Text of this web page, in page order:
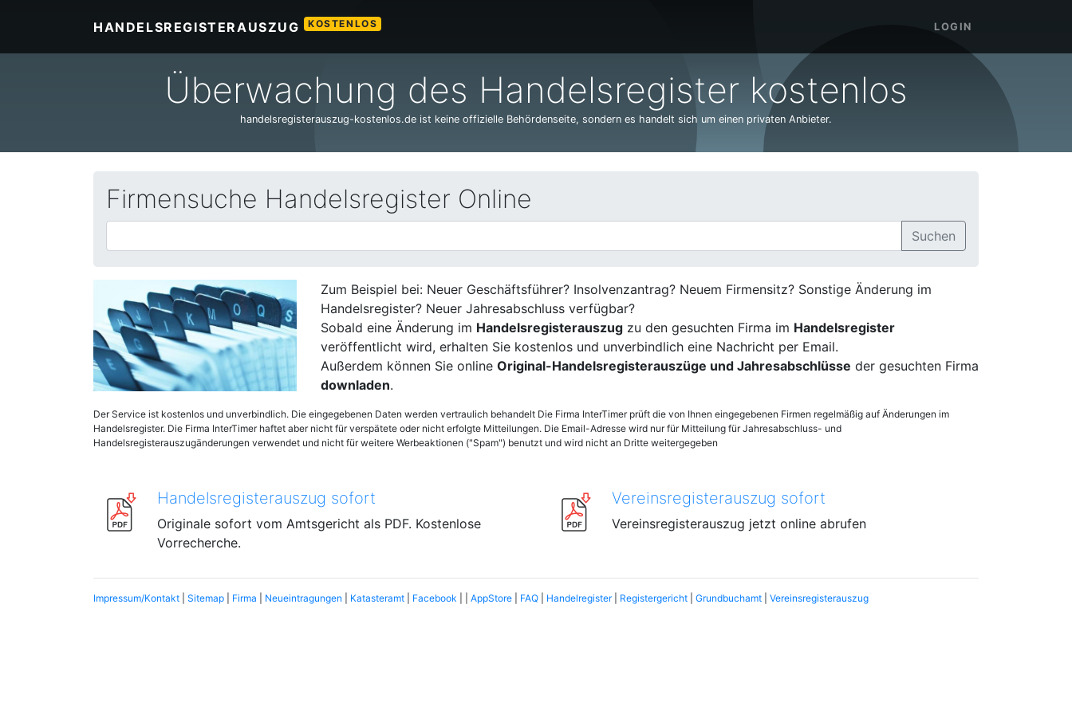
HANDELSREGISTERAUSZUG KOSTENLOS LOGIN
Überwachung des Handelsregister kostenlos
handelsregisterauszug-kostenlos.de ist keine offizielle Behördenseite, sondern es handelt sich um einen privaten Anbieter.
Firmensuche Handelsregister Online
Suchen
Zum Beispiel bei: Neuer Geschäftsführer? Insolvenzantrag? Neuem Firmensitz? Sonstige Änderung im
Handelsregister? Neuer Jahresabschluss verfügbar?
Sobald eine Änderung im Handelsregisterauszug zu den gesuchten Firma im Handelsregister
veröffentlicht wird, erhalten Sie kostenlos und unverbindlich eine Nachricht per Email.
Außerdem können Sie online Original-Handelsregisterauszüge und Jahresabschlüsse der gesuchten Firma
downladen.
Der Service ist kostenlos und unverbindlich. Die eingegebenen Daten werden vertraulich behandelt Die Firma InterTimer prüft die von Ihnen eingegebenen Firmen regelmäßig auf Änderungen im
Handelsregister. Die Firma InterTimer haftet aber nicht für verspätete oder nicht erfolgte Mitteilungen. Die Email-Adresse wird nur für Mitteilung für Jahresabschluss- und
Handelsregisterauszugänderungen verwendet und nicht für weitere Werbeaktionen ("Spam") benutzt und wird nicht an Dritte weitergegeben
Handelsregisterauszug sofort
Originale sofort vom Amtsgericht als PDF. Kostenlose
Vorrecherche.
Vereinsregisterauszug sofort
Vereinsregisterauszug jetzt online abrufen
Impressum/Kontakt Sitemap Firma Neueintragungen Katasteramt Facebook AppStore FAQ Handelregister| Registergericht Grundbuchamt Vereinsregisterauszug